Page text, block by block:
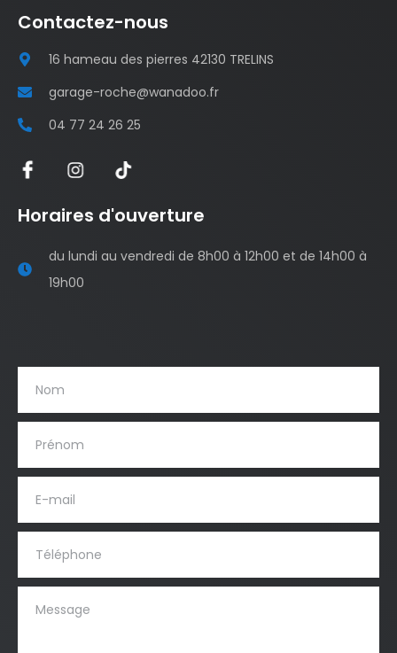
Contactez-nous
16 hameau des pierres 42130 TRELINS
garage-roche@wanadoo.fr
04 77 24 26 25
Horaires d'ouverture
du lundi au vendredi de 8h00 à 12h00 et de 14h00 à
19h00